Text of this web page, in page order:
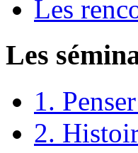
Les
Les
1.
2.